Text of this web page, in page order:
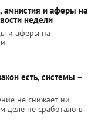
амнистия и аферы на
недели
и аферы на
есть, системы –
не снижает ни
деле не сработало в